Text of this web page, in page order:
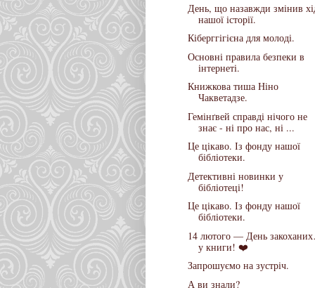
День, що назавжди змінив
нашої історії.
Кіберггігієна для молоді.
Основні правила безпеки в
інтернеті.
Книжкова тиша Ніно
Чакветадзе.
Гемінґвей справді нічого не
знає - ні про нас, ні ...
Це цікаво. Із фонду нашої
бібліотеки.
Детективні новинки у
бібліотеці!
Це цікаво. Із фонду нашої
бібліотеки.
14 лютого — День
у книги! ❤️
Запрошуємо на зустріч.
А ви знали?